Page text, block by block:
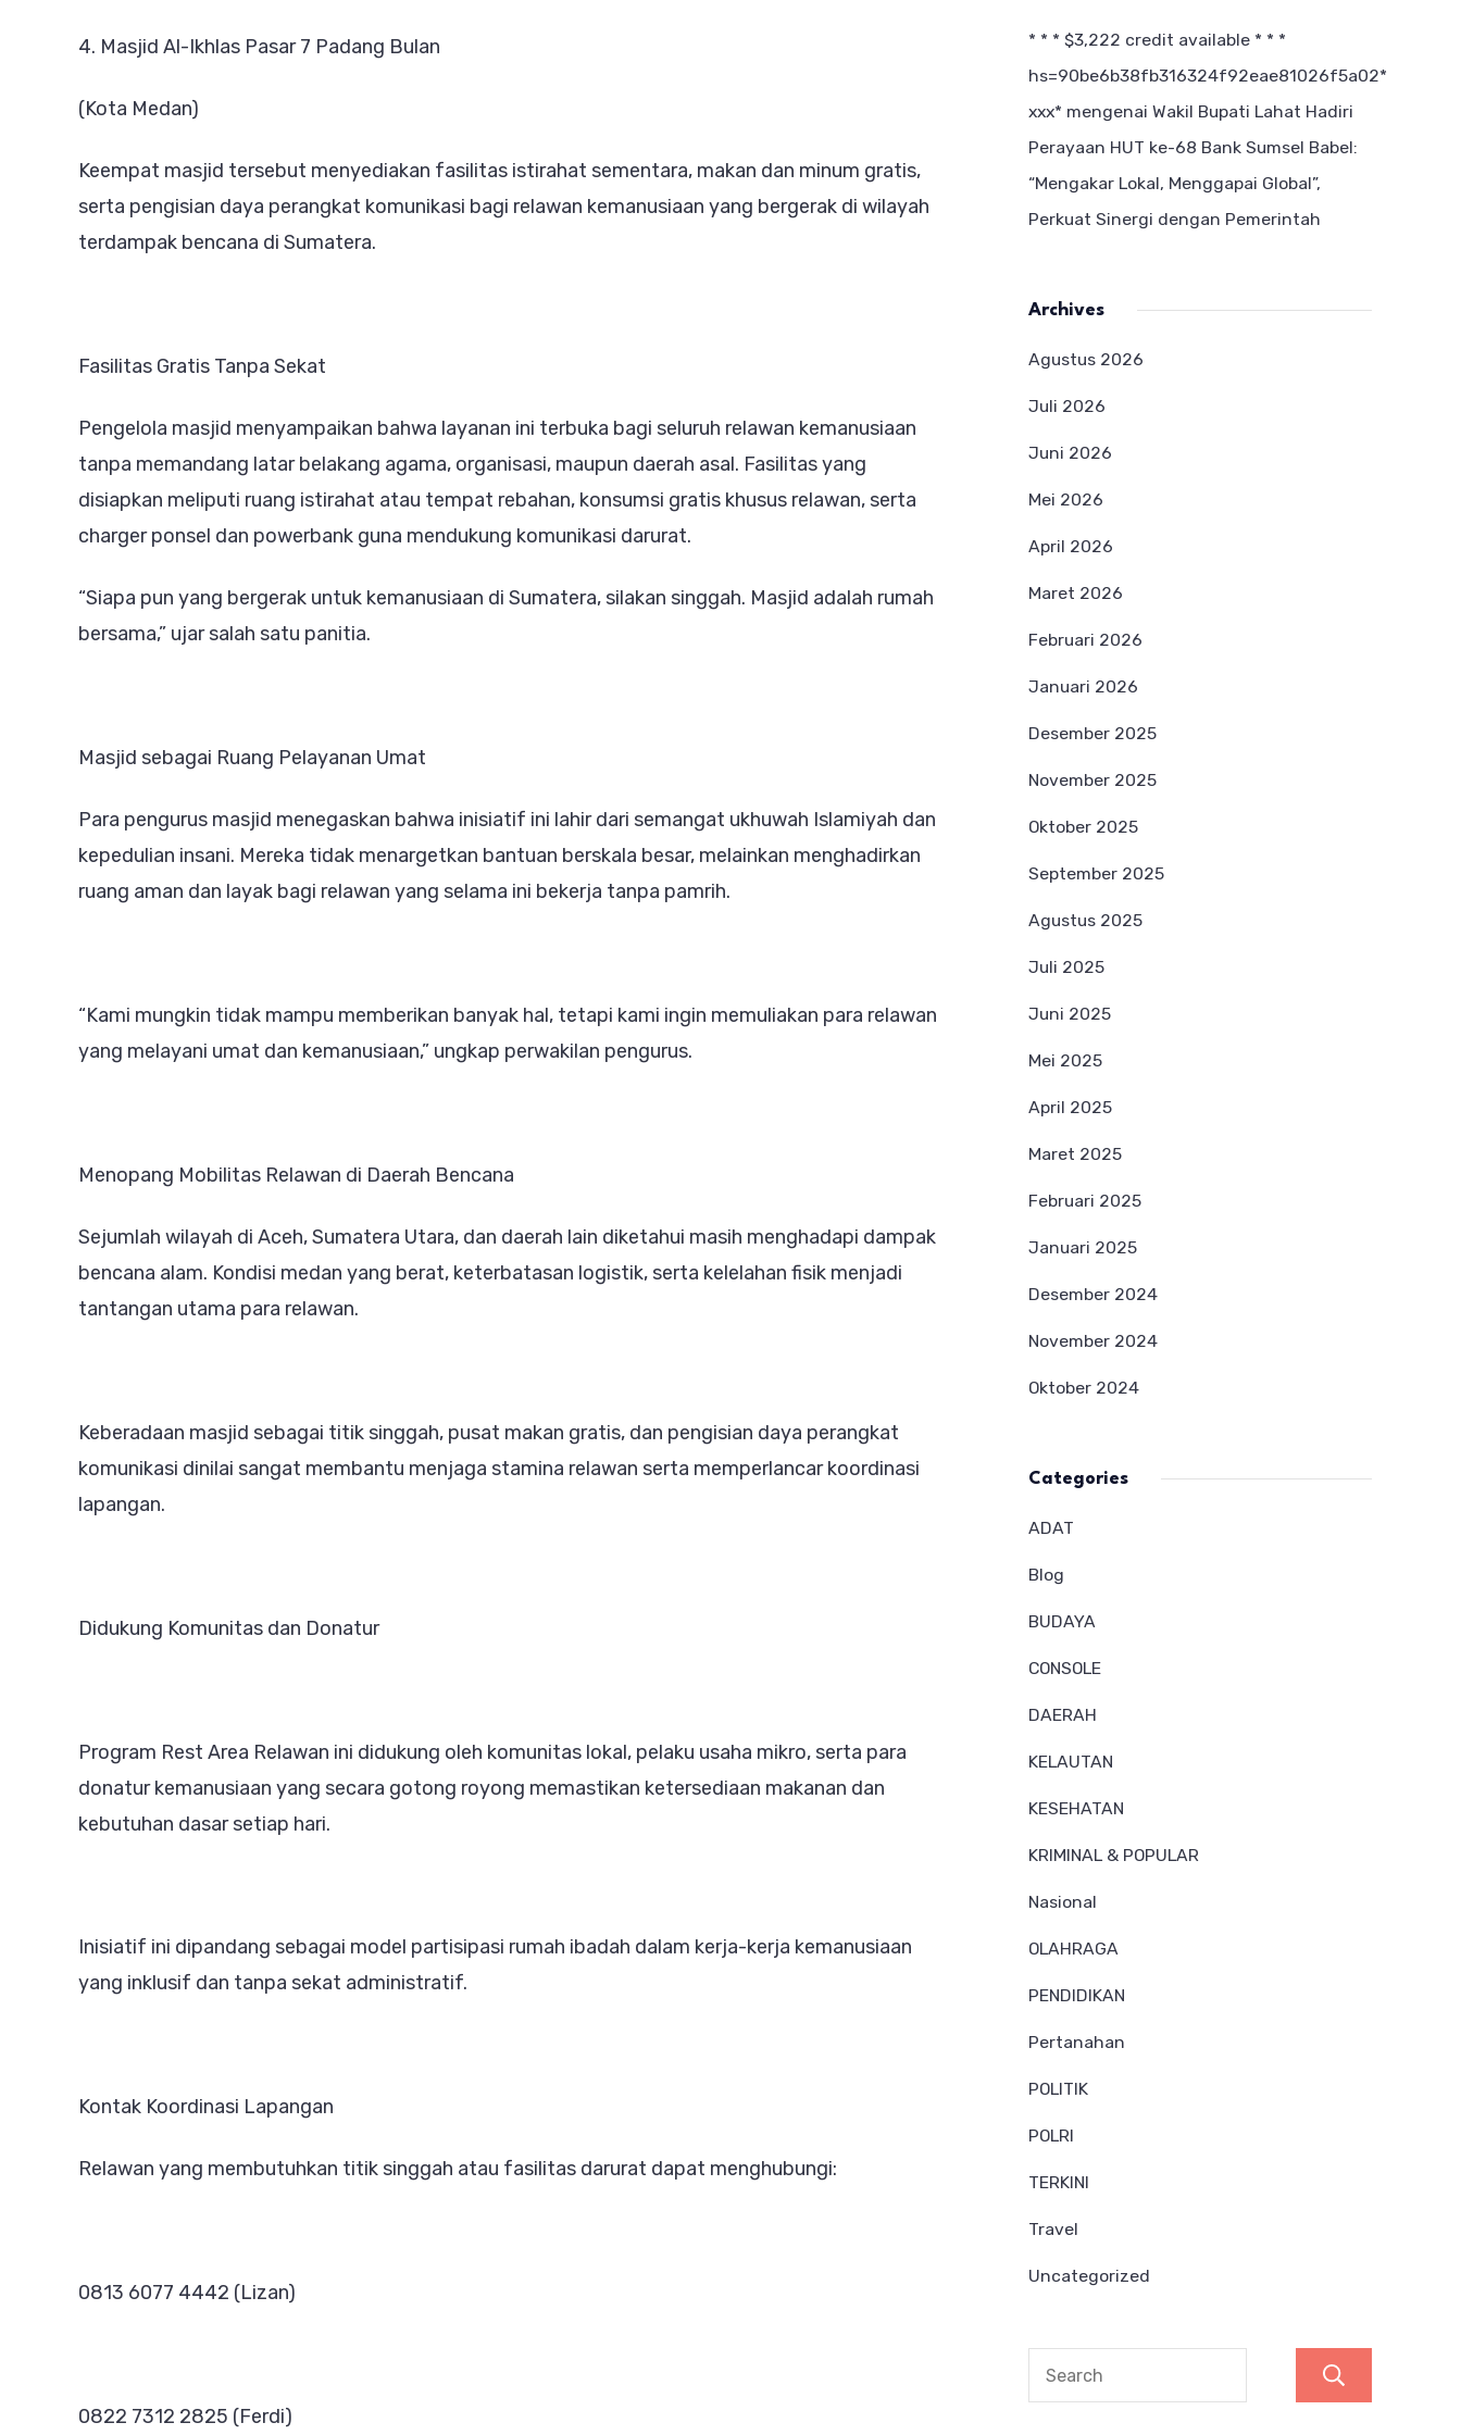
4. Masjid Al-Ikhlas Pasar 7 Padang Bulan
(Kota Medan)
Keempat masjid tersebut menyediakan fasilitas istirahat sementara, makan dan minum gratis,
serta pengisian daya perangkat komunikasi bagi relawan kemanusiaan yang bergerak di wilayah
terdampak bencana di Sumatera.
Fasilitas Gratis Tanpa Sekat
Pengelola masjid menyampaikan bahwa layanan ini terbuka bagi seluruh relawan kemanusiaan
tanpa memandang latar belakang agama, organisasi, maupun daerah asal. Fasilitas yang
disiapkan meliputi ruang istirahat atau tempat rebahan, konsumsi gratis khusus relawan, serta
charger ponsel dan powerbank guna mendukung komunikasi darurat.
“Siapa pun yang bergerak untuk kemanusiaan di Sumatera, silakan singgah. Masjid adalah rumah
bersama,” ujar salah satu panitia.
Masjid sebagai Ruang Pelayanan Umat
Para pengurus masjid menegaskan bahwa inisiatif ini lahir dari semangat ukhuwah Islamiyah dan
kepedulian insani. Mereka tidak menargetkan bantuan berskala besar, melainkan menghadirkan
ruang aman dan layak bagi relawan yang selama ini bekerja tanpa pamrih.
“Kami mungkin tidak mampu memberikan banyak hal, tetapi kami ingin memuliakan para relawan
yang melayani umat dan kemanusiaan,” ungkap perwakilan pengurus.
Menopang Mobilitas Relawan di Daerah Bencana
Sejumlah wilayah di Aceh, Sumatera Utara, dan daerah lain diketahui masih menghadapi dampak
bencana alam. Kondisi medan yang berat, keterbatasan logistik, serta kelelahan fisik menjadi
tantangan utama para relawan.
Keberadaan masjid sebagai titik singgah, pusat makan gratis, dan pengisian daya perangkat
komunikasi dinilai sangat membantu menjaga stamina relawan serta memperlancar koordinasi
lapangan.
Didukung Komunitas dan Donatur
Program Rest Area Relawan ini didukung oleh komunitas lokal, pelaku usaha mikro, serta para
donatur kemanusiaan yang secara gotong royong memastikan ketersediaan makanan dan
kebutuhan dasar setiap hari.
Inisiatif ini dipandang sebagai model partisipasi rumah ibadah dalam kerja-kerja kemanusiaan
yang inklusif dan tanpa sekat administratif.
Kontak Koordinasi Lapangan
Relawan yang membutuhkan titik singgah atau fasilitas darurat dapat menghubungi:
0813 6077 4442 (Lizan)
0822 7312 2825 (Ferdi)
* * * $3,222 credit available * * *
hs=90be6b38fb316324f92eae81026f5a02*
ххх* mengenai Wakil Bupati Lahat Hadiri
Perayaan HUT ke-68 Bank Sumsel Babel:
“Mengakar Lokal, Menggapai Global”,
Perkuat Sinergi dengan Pemerintah
Archives
Agustus 2026
Juli 2026
Juni 2026
Mei 2026
April 2026
Maret 2026
Februari 2026
Januari 2026
Desember 2025
November 2025
Oktober 2025
September 2025
Agustus 2025
Juli 2025
Juni 2025
Mei 2025
April 2025
Maret 2025
Februari 2025
Januari 2025
Desember 2024
November 2024
Oktober 2024
Categories
ADAT
Blog
BUDAYA
CONSOLE
DAERAH
KELAUTAN
KESEHATAN
KRIMINAL & POPULAR
Nasional
OLAHRAGA
PENDIDIKAN
Pertanahan
POLITIK
POLRI
TERKINI
Travel
Uncategorized